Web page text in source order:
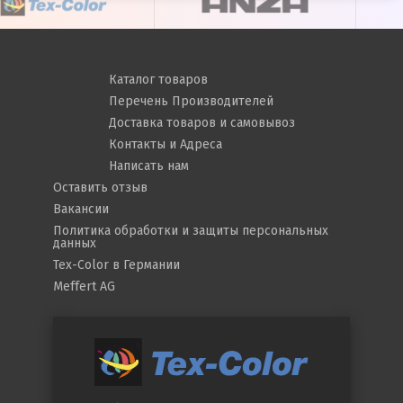
Каталог товаров
Перечень Производителей
Доставка товаров и самовывоз
Контакты и Адреса
Написать нам
Оставить отзыв
Вакансии
Политика обработки и защиты персональных
данных
Tex-Color в Германии
Meffert AG